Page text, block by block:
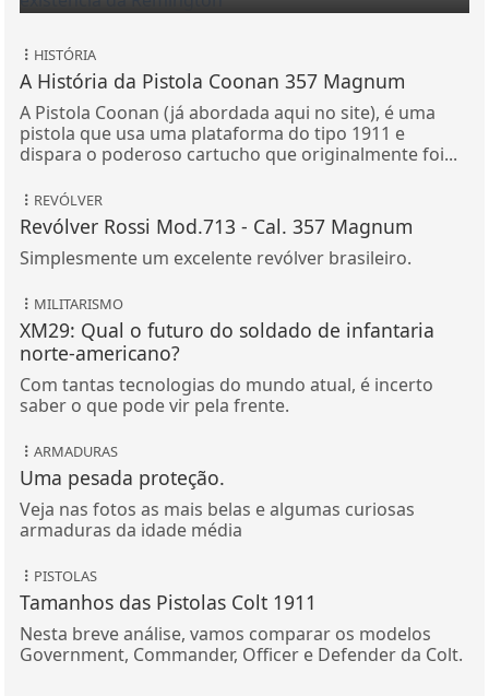
HISTÓRIA
A História da Pistola Coonan 357 Magnum
A Pistola Coonan (já abordada aqui no site), é uma
pistola que usa uma plataforma do tipo 1911 e
dispara o poderoso cartucho que originalmente foi...
REVÓLVER
Revólver Rossi Mod.713 - Cal. 357 Magnum
Simplesmente um excelente revólver brasileiro.
MILITARISMO
XM29: Qual o futuro do soldado de infantaria
norte-americano?
Com tantas tecnologias do mundo atual, é incerto
saber o que pode vir pela frente.
ARMADURAS
Uma pesada proteção.
Veja nas fotos as mais belas e algumas curiosas
armaduras da idade média
PISTOLAS
Tamanhos das Pistolas Colt 1911
Nesta breve análise, vamos comparar os modelos
Government, Commander, Officer e Defender da Colt.